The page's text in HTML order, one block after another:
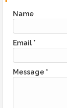
Name
Email *
Message *